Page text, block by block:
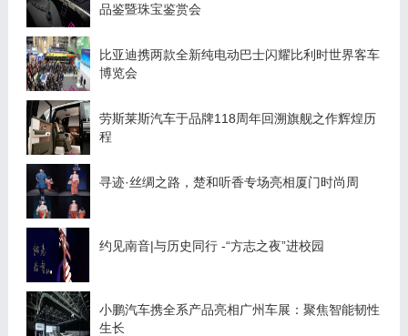
品鉴暨珠宝鉴赏会
比亚迪携两款全新纯电动巴士闪耀比利时世界客车
博览会
劳斯莱斯汽车于品牌118周年回溯旗舰之作辉煌历
程
寻迹·丝绸之路，楚和听香专场亮相厦门时尚周
约见南音|与历史同行 -“方志之夜”进校园
小鹏汽车携全系产品亮相广州车展：聚焦智能韧性
生长